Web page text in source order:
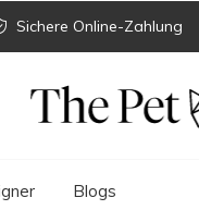
Blogs
Sichere Online-Zahlung